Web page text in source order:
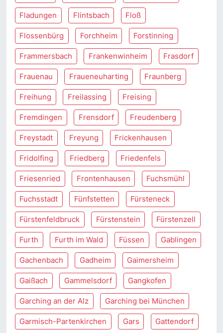
Fladungen Flintsbach Floß
Flossenbürg Forchheim Forstinning
Frammersbach Frankenwinheim Frasdorf
Frauenau Fraueneuharting Fraunberg
Freihung Freilassing Freising
Fremdingen Frensdorf Freudenberg
Freystadt Freyung Frickenhausen
Fridolfing Friedberg Friedenfels
Friesenried Frontenhausen Fuchsmühl
Fuchsstadt Fünfstetten Fürsteneck
Fürstenfeldbruck Fürstenstein Fürstenzell
Furth Furth im Wald Füssen Gablingen
Gachenbach Gadheim Gaimersheim
Gaißach Gammelsdorf Gangkofen
Garching an der Alz Garching bei München
Garmisch-Partenkirchen Gars Gattendorf